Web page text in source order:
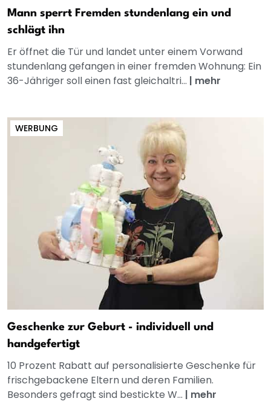
Mann sperrt Fremden stundenlang ein und
schlägt ihn
Er öffnet die Tür und landet unter einem Vorwand
stundenlang gefangen in einer fremden Wohnung: Ein
36-Jähriger soll einen fast gleichaltri... | mehr
WERBUNG
Geschenke zur Geburt - individuell und
handgefertigt
10 Prozent Rabatt auf personalisierte Geschenke für
frischgebackene Eltern und deren Familien.
Besonders gefragt sind bestickte W... | mehr